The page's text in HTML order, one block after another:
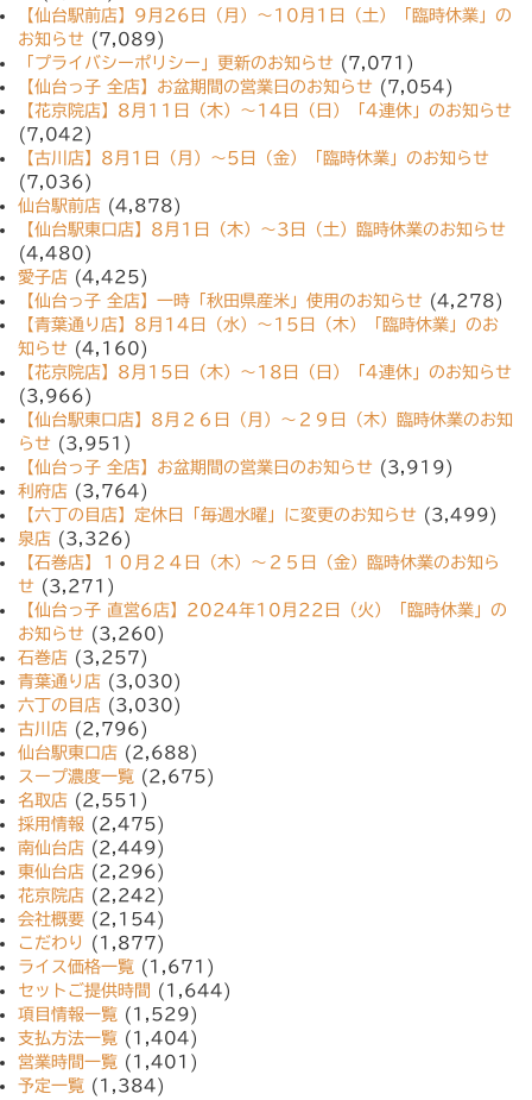
【仙台駅前店】9月26日（月）〜10月1日（土）「臨時休業」の
お知らせ (7,089)
「プライバシーポリシー」更新のお知らせ (7,071)
【仙台っ子 全店】お盆期間の営業日のお知らせ (7,054)
【花京院店】8月11日（木）〜14日（日）「4連休」のお知らせ
(7,042)
【古川店】8月1日（月）〜5日（金）「臨時休業」のお知らせ
(7,036)
仙台駅前店 (4,878)
【仙台駅東口店】8月1日（木）〜3日（土）臨時休業のお知らせ
(4,480)
愛子店 (4,425)
【仙台っ子 全店】一時「秋田県産米」使用のお知らせ (4,278)
【青葉通り店】8月14日（水）〜15日（木）「臨時休業」のお
知らせ (4,160)
【花京院店】8月15日（木）〜18日（日）「4連休」のお知らせ
(3,966)
【仙台駅東口店】8月２６日（月）〜２９日（木）臨時休業のお知
らせ (3,951)
【仙台っ子 全店】お盆期間の営業日のお知らせ (3,919)
利府店 (3,764)
【六丁の目店】定休日「毎週水曜」に変更のお知らせ (3,499)
泉店 (3,326)
【石巻店】１０月２４日（木）〜２５日（金）臨時休業のお知ら
せ (3,271)
【仙台っ子 直営6店】2024年10月22日（火）「臨時休業」の
お知らせ (3,260)
石巻店 (3,257)
青葉通り店 (3,030)
六丁の目店 (3,030)
古川店 (2,796)
仙台駅東口店 (2,688)
スープ濃度一覧 (2,675)
名取店 (2,551)
採用情報 (2,475)
南仙台店 (2,449)
東仙台店 (2,296)
花京院店 (2,242)
会社概要 (2,154)
こだわり
(1,877)
ライス価格一覧 (1,671)
セットご提供時間
(1,644)
項目情報一覧 (1,529)
支払方法一覧 (1,404)
営業時間一覧 (1,401)
予定一覧 (1,384)